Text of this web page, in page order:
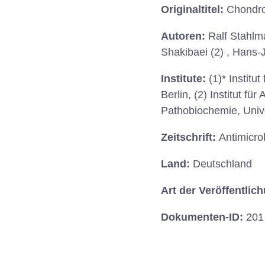
Originaltitel:
Autoren: Ralf
Shakibaei (2) ,
Institute: (1)* Institut
Berlin, (2) Institut für
Pathobiochemie,
Zeitschrift:
Land: Deutschland
Art der
Dokumenten-ID: 201